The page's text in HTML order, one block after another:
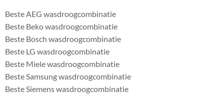
Beste AEG wasdroogcombinatie
Beste Beko wasdroogcombinatie
Beste Bosch wasdroogcombinatie
Beste LG wasdroogcombinatie
Beste Miele wasdroogcombinatie
Beste Samsung wasdroogcombinatie
Beste Siemens wasdroogcombinatie